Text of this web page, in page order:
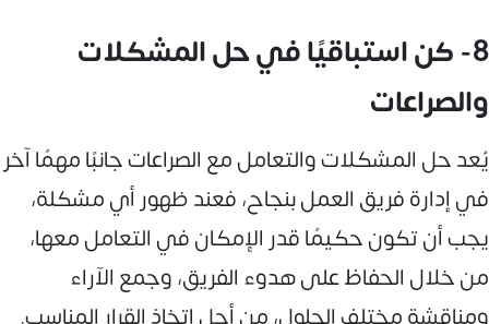
8- كن استباقيًا في حل المشكلات
والصراعات
يُعد حل المشكلات والتعامل مع الصراعات جانبًا مهمًا آخر
في إدارة فريق العمل بنجاح، فعند ظهور أي مشكلة،
يجب أن تكون حكيمًا قدر الإمكان في التعامل معها،
من خلال الحفاظ على هدوء الفريق، وجمع الآراء
ومناقشة مختلف الحلول، من أجل اتخاذ القرار المناسب.